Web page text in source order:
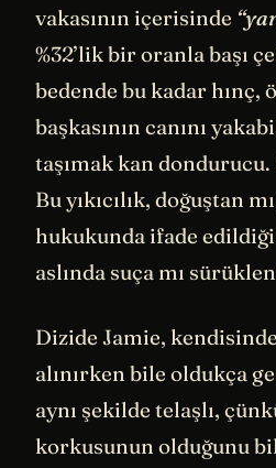
vakasının içerisinde
%32’lik bir oranla başı
bedende bu kadar hınç,
başkasının canını
taşımak kan
Bu yıkıcılık, doğuştan
hukukunda ifade
aslında suça mı
Dizide Jamie,
alınırken bile oldukça
aynı şekilde telaşlı,
korkusunun olduğunu